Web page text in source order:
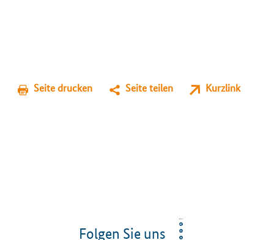
Seite drucken Seite teilen Kurzlink
Folgen Sie uns